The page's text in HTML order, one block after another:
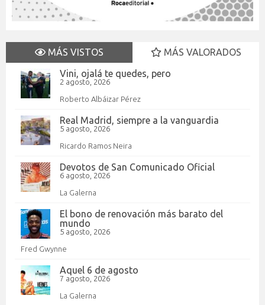
MÁS VISTOS
MÁS VALORADOS
Vini, ojalá te quedes, pero
2 agosto, 2026
Roberto Albáizar Pérez
Real Madrid, siempre a la vanguardia
5 agosto, 2026
Ricardo Ramos Neira
Devotos de San Comunicado Oficial
6 agosto, 2026
La Galerna
El bono de renovación más barato del
mundo
5 agosto, 2026
Fred Gwynne
Aquel 6 de agosto
7 agosto, 2026
La Galerna